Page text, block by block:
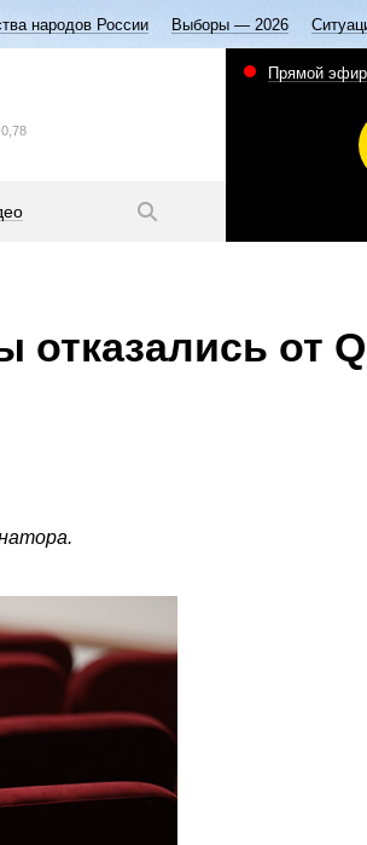
народов России Выборы — 2026
Прямой
отказались от